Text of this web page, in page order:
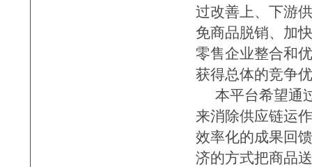
过改善上、下游
免商品脱销、加
零售企业整合和
获得总体的竞争
本平台希望通
来消除供应链运
效率化的成果回
济的方式把商品